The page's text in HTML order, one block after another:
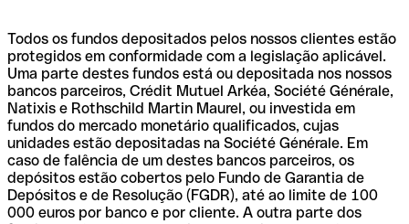
Todos os fundos depositados pelos nossos clientes estão
protegidos em conformidade com a legislação aplicável.
Uma parte destes fundos está ou depositada nos nossos
bancos parceiros, Crédit Mutuel Arkéa, Société Générale,
Natixis e Rothschild Martin Maurel, ou investida em
fundos do mercado monetário qualificados, cujas
unidades estão depositadas na Société Générale. Em
caso de falência de um destes bancos parceiros, os
depósitos estão cobertos pelo Fundo de Garantia de
Depósitos e de Resolução (FGDR), até ao limite de 100
000 euros por banco e por cliente. A outra parte dos